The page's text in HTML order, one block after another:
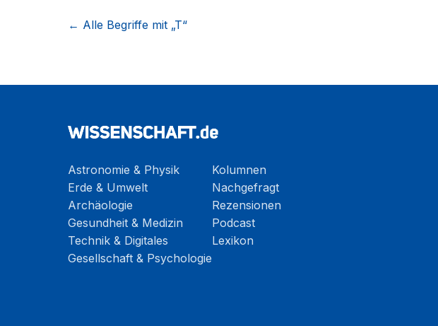
← Alle Begriffe mit „T“
Astronomie & Physik
Erde & Umwelt
Archäologie
Gesundheit & Medizin
Technik & Digitales
Gesellschaft & Psychologie
Kolumnen
Nachgefragt
Rezensionen
Podcast
Lexikon